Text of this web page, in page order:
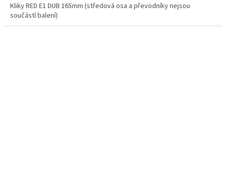
Kliky RED E1 DUB 165mm (středová osa a převodníky nejsou
součástí balení)